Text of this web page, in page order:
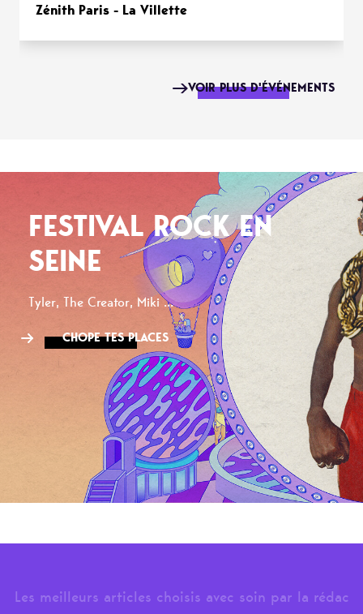
Zénith Paris - La Villette
VOIR PLUS D'ÉVÉNEMENTS
FESTIVAL ROCK EN
SEINE
Tyler, The Creator, Miki ...
CHOPE TES PLACES
Les meilleurs articles choisis avec soin par la rédac